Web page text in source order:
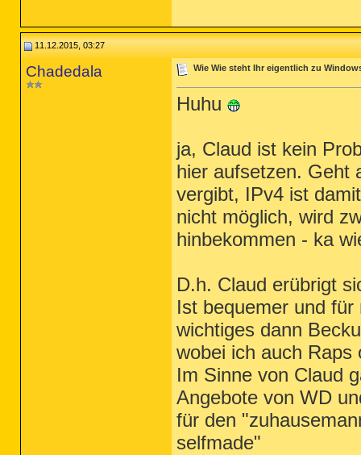
11.12.2015, 03:27
Chadedala Wie Wie steht Ihr eigentlich zu
Huhu
ja, Claud ist kein
hier aufsetzen. Geht
vergibt, IPv4 ist
nicht möglich, wird
hinbekommen - ka
D.h. Claud erübrigt
Ist bequemer und
wichtiges dann
wobei ich auch Raps
Im Sinne von Claud
Angebote von WD
für den
selfmade"